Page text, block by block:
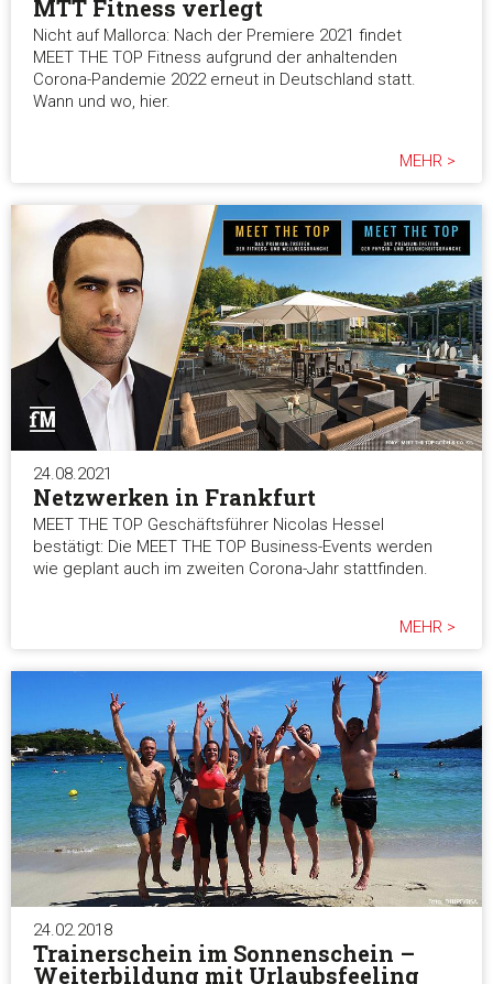
MTT Fitness verlegt
Nicht auf Mallorca: Nach der Premiere 2021 findet
MEET THE TOP Fitness aufgrund der anhaltenden
Corona-Pandemie 2022 erneut in Deutschland statt.
Wann und wo, hier.
MEHR >
24.08.2021
Netzwerken in Frankfurt
MEET THE TOP Geschäftsführer Nicolas Hessel
bestätigt: Die MEET THE TOP Business-Events werden
wie geplant auch im zweiten Corona-Jahr stattfinden.
MEHR >
24.02.2018
Trainerschein im Sonnenschein –
Weiterbildung mit Urlaubsfeeling